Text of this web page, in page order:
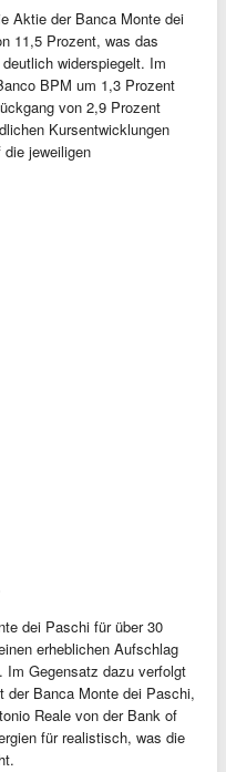
Aktie der Banca Monte dei
11,5 Prozent, was das
widerspiegelt. Im
BPM um 1,3 Prozent
von 2,9 Prozent
Kursentwicklungen
jeweiligen
dei Paschi für über 30
erheblichen Aufschlag
Gegensatz dazu verfolgt
der Banca Monte dei Paschi,
Reale von der Bank of
für realistisch, was die